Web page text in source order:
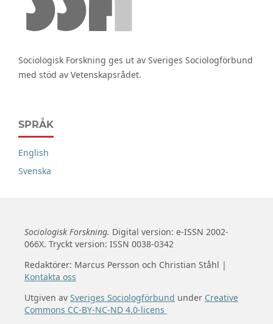
Sociologisk Forskning ges ut av Sveriges Sociologförbund
med stöd av Vetenskapsrådet.
SPRÅK
English
Svenska
Sociologisk Forskning. Digital version: e-ISSN 2002-
066X. Tryckt version: ISSN 0038-0342
Redaktörer: Marcus Persson och Christian Ståhl |
Kontakta oss
Utgiven av Sveriges Sociologförbund under Creative
Commons CC-BY-NC-ND 4.0-licens